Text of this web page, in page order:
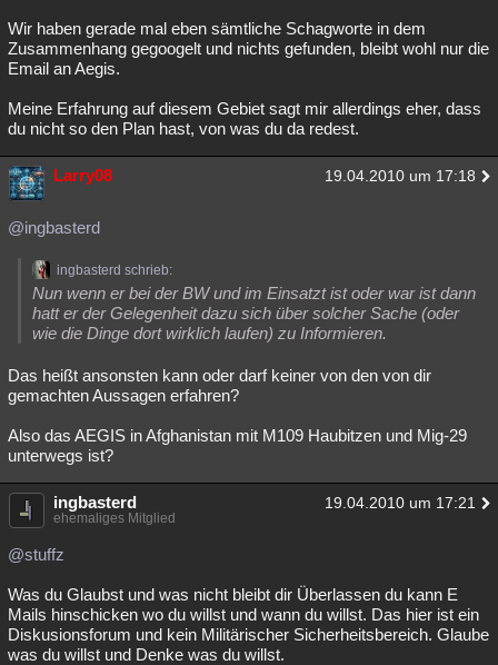
Wir haben gerade mal eben sämtliche Schagworte in dem
Zusammenhang gegoogelt und nichts gefunden, bleibt wohl nur die
Email an Aegis.
Meine Erfahrung auf diesem Gebiet sagt mir allerdings eher, dass
du nicht so den Plan hast, von was du da redest.
Larry08 19.04.2010 um 17:18
@ingbasterd
ingbasterd schrieb:
Nun wenn er bei der BW und im Einsatzt ist oder war ist dann
hatt er der Gelegenheit dazu sich über solcher Sache (oder
wie die Dinge dort wirklich laufen) zu Informieren.
Das heißt ansonsten kann oder darf keiner von den von dir
gemachten Aussagen erfahren?
Also das AEGIS in Afghanistan mit M109 Haubitzen und Mig-29
unterwegs ist?
ingbasterd 19.04.2010 um 17:21
ehemaliges Mitglied
@stuffz
Was du Glaubst und was nicht bleibt dir Überlassen du kann E
Mails hinschicken wo du willst und wann du willst. Das hier ist ein
Diskusionsforum und kein Militärischer Sicherheitsbereich. Glaube
was du willst und Denke was du willst.